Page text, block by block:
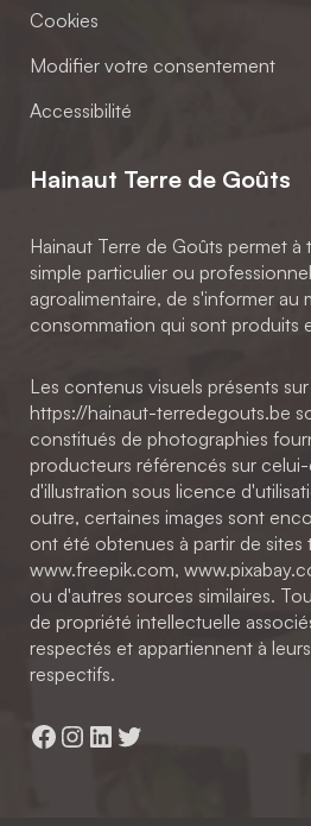
Cookies
Modifier votre consentement
Accessibilité
Hainaut Terre de Goûts
Hainaut Terre de Goûts permet à
simple particulier ou
agroalimentaire, de s'informer au
consommation qui sont produits
Les contenus visuels présents
https://hainaut-terredegouts.be
constitués de photographies
producteurs référencés sur
d'illustration sous licence
outre, certaines images sont
ont été obtenues à partir de sites
www.freepik.com,
ou d'autres sources similaires.
de propriété intellectuelle
respectés et appartiennent à
respectifs.
Facebook
Instagram
LinkedIn
Twitter